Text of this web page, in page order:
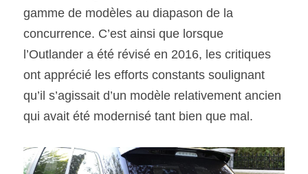
gamme de modèles au diapason de la
concurrence. C’est ainsi que lorsque
l’Outlander a été révisé en 2016, les critiques
ont apprécié les efforts constants soulignant
qu’il s’agissait d’un modèle relativement ancien
qui avait été modernisé tant bien que mal.